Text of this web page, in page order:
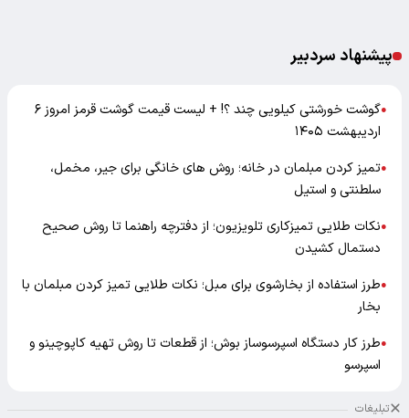
پیشنهاد سردبیر
●
گوشت خورشتی کیلویی چند ؟! + لیست قیمت گوشت قرمز امروز ۶
اردیبهشت ۱۴۰۵
●تمیز کردن مبلمان در خانه؛ روش های خانگی برای جیر، مخمل،
سلطنتی و استیل
●نکات طلایی تمیزکاری تلویزیون؛ از دفترچه راهنما تا روش صحیح
دستمال کشیدن
●طرز استفاده از بخارشوی برای مبل؛ نکات طلایی تمیز کردن مبلمان با
بخار
●طرز کار دستگاه اسپرسوساز بوش؛ از قطعات تا روش تهیه کاپوچینو و
اسپرسو
تبلیغات